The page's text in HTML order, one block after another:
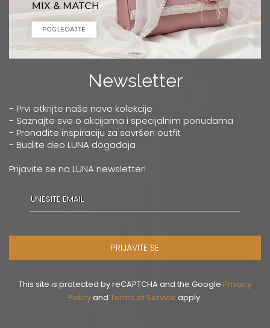
Newsletter
- Prvi otkrijte naše nove kolekcije
- Saznajte sve o akcijama i specijalnim ponudama
- Pronađite inspiraciju za savršen outfit
- Budite deo LUNA događaja
Prijavite se na LUNA newsletter!
PRIJAVITE SE
This site is protected by reCAPTCHA and the Google Privacy
Policyand Terms of Service apply.